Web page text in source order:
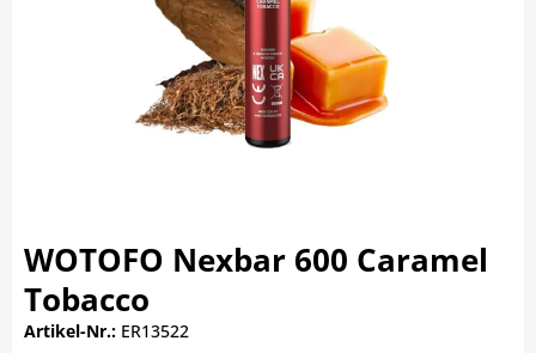
WOTOFO Nexbar 600 Caramel
Tobacco
Artikel-Nr.: ER13522